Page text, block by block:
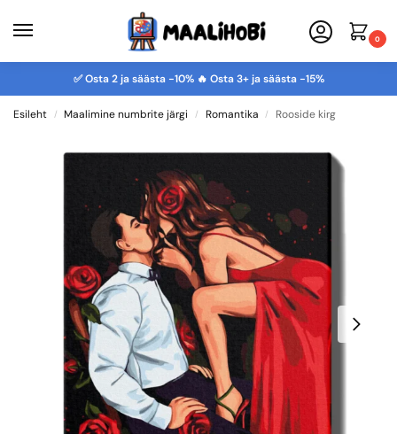
0
✅ Osta 2 ja säästa -10% 🔥 Osta 3+ ja säästa -15%
Esileht / Maalimine numbrite järgi / Romantika / Rooside kirg